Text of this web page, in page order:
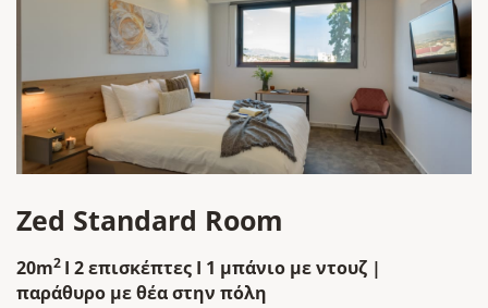
Zed Standard Room
20m2 I 2 επισκέπτες I 1 μπάνιο με ντουζ |
παράθυρο με θέα στην πόλη